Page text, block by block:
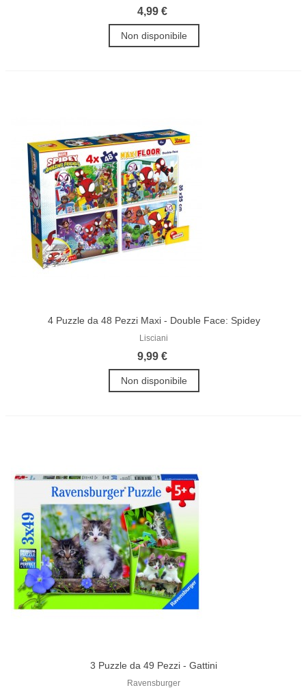
4,99 €
Non disponibile
4 Puzzle da 48 Pezzi Maxi - Double Face: Spidey
Lisciani
9,99 €
Non disponibile
3 Puzzle da 49 Pezzi - Gattini
Ravensburger